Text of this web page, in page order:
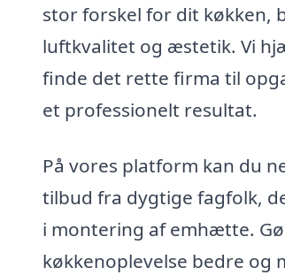
stor forskel for dit køkken,
luftkvalitet og æstetik. Vi
finde det rette firma til
et professionelt resultat.
På vores platform kan du
tilbud fra dygtige fagfolk,
i montering af emhætte.
køkkenoplevelse bedre og